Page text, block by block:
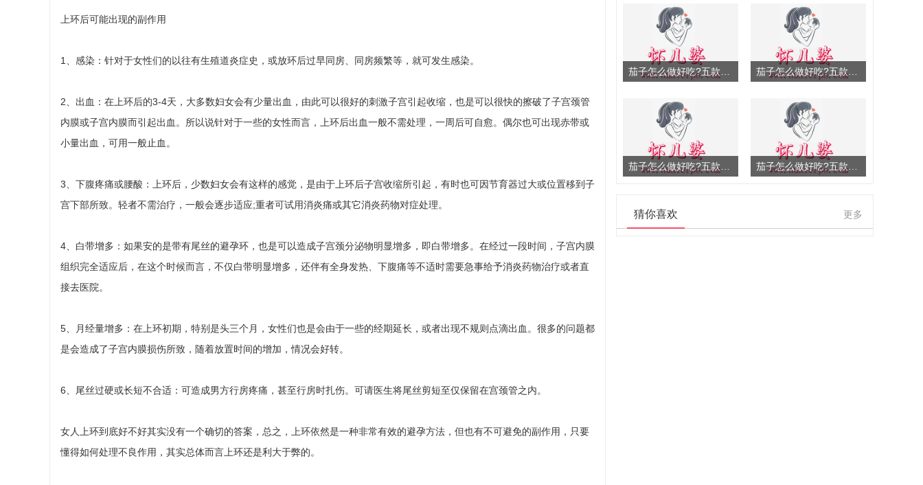
上环后可能出现的副作用
1、感染：针对于女性们的以往有生殖道炎症史，或放环后过早同房、同房频繁等，就可发生感染。
2、出血：在上环后的3-4天，大多数妇女会有少量出血，由此可以很好的刺激子宫引起收缩，也是可以很快的擦破了子宫颈管
内膜或子宫内膜而引起出血。所以说针对于一些的女性而言，上环后出血一般不需处理，一周后可自愈。偶尔也可出现赤带或
小量出血，可用一般止血。
3、下腹疼痛或腰酸：上环后，少数妇女会有这样的感觉，是由于上环后子宫收缩所引起，有时也可因节育器过大或位置移到子
宫下部所致。轻者不需治疗，一般会逐步适应;重者可试用消炎痛或其它消炎药物对症处理。
4、白带增多：如果安的是带有尾丝的避孕环，也是可以造成子宫颈分泌物明显增多，即白带增多。在经过一段时间，子宫内膜
组织完全适应后，在这个时候而言，不仅白带明显增多，还伴有全身发热、下腹痛等不适时需要急事给予消炎药物治疗或者直
接去医院。
5、月经量增多：在上环初期，特别是头三个月，女性们也是会由于一些的经期延长，或者出现不规则点滴出血。很多的问题都
是会造成了子宫内膜损伤所致，随着放置时间的增加，情况会好转。
6、尾丝过硬或长短不合适：可造成男方行房疼痛，甚至行房时扎伤。可请医生将尾丝剪短至仅保留在宫颈管之内。
女人上环到底好不好其实没有一个确切的答案，总之，上环依然是一种非常有效的避孕方法，但也有不可避免的副作用，只要
懂得如何处理不良作用，其实总体而言上环还是利大于弊的。
更多
猜你喜欢